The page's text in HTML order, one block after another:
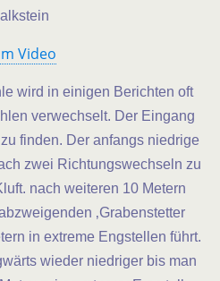
Video
wird in einigen Berichten oft
verwechselt. Der Eingang
finden. Der anfangs niedrige
zwei Richtungswechseln zu
nach weiteren 10 Metern
‚Grabenstetter
in extreme Engstellen führt.
wieder niedriger bis man